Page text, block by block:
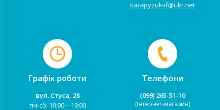
karapyzuk-if@ukr.net
Графік роботи
вул. Стуса, 28
пн-сб: 10:00 – 19:00
Телефони
(099) 265-51-10
(Інтернет-магазин)